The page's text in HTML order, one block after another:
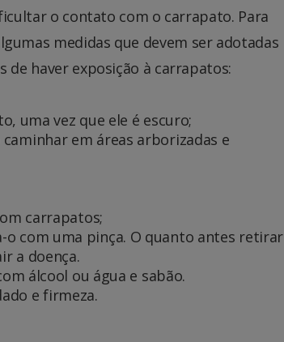
o contato com o carrapato. Para
medidas que devem ser adotadas
de haver exposição à carrapatos:
uma vez que ele é escuro;
em áreas arborizadas e
carrapatos;
com uma pinça. O quanto antes retirar
a doença.
álcool ou água e sabão.
e firmeza.